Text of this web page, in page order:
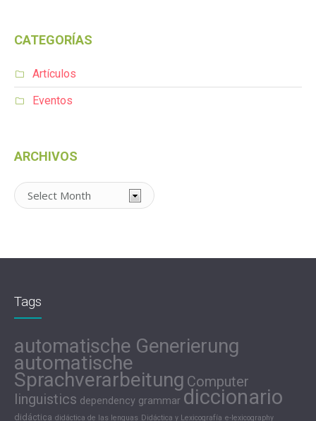
CATEGORÍAS
Artículos
Eventos
ARCHIVOS
Archivos
Tags
automatische Generierung
automatische
Sprachverarbeitung Computer
linguistics dependency grammar diccionario
didáctica didáctica de las lenguas Didáctica y Lexicografía e-lexicography